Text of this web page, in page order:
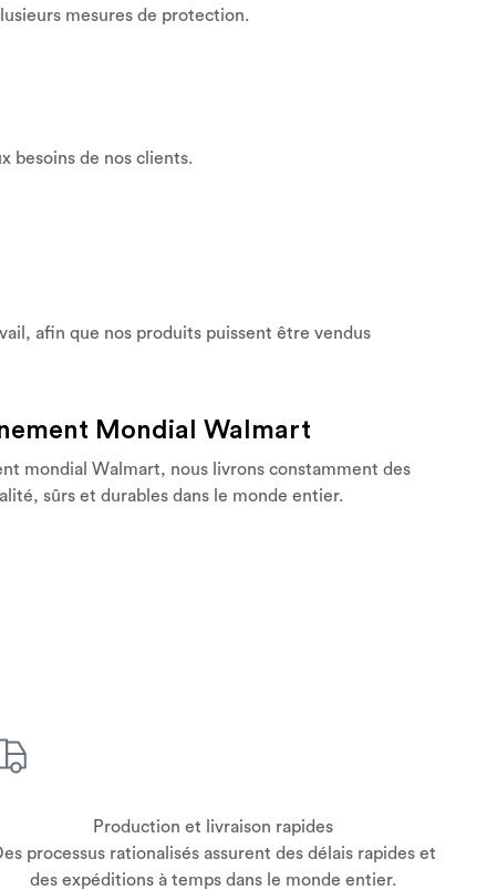
mesures de protection.
besoins de nos clients.
afin que nos produits puissent être vendus
Mondial Walmart
mondial Walmart, nous livrons constamment des
sûrs et durables dans le monde entier.
Production et livraison rapides
processus rationalisés assurent des délais rapides et
des expéditions à temps dans le monde entier.